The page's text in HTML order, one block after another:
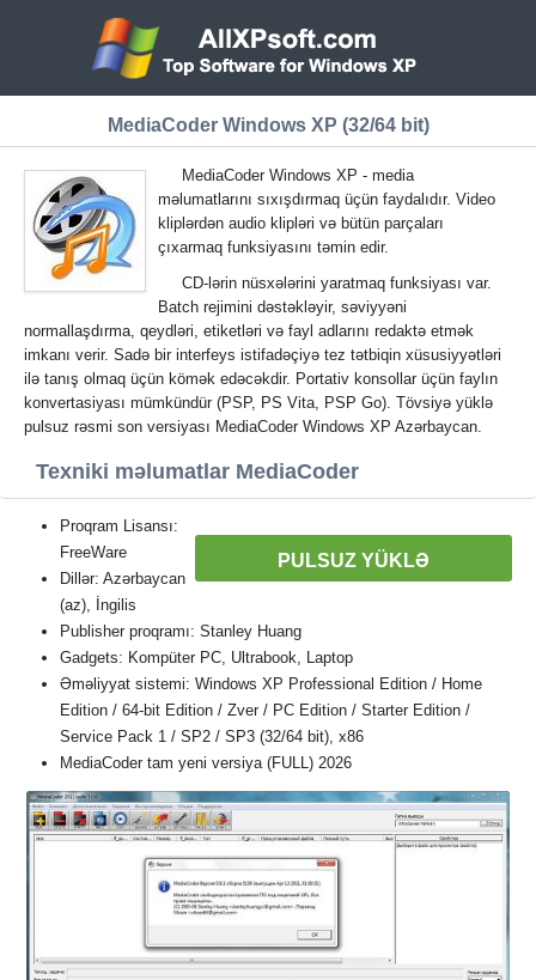
MediaCoder Windows XP (32/64 bit)
MediaCoder Windows XP - media
məlumatlarını sıxışdırmaq üçün faydalıdır. Video
kliplərdən audio klipləri və bütün parçaları
çıxarmaq funksiyasını təmin edir.
CD-lərin nüsxələrini yaratmaq funksiyası var.
Batch rejimini dəstəkləyir, səviyyəni
normallaşdırma, qeydləri, etiketləri və fayl adlarını redaktə etmək
imkanı verir. Sadə bir interfeys istifadəçiyə tez tətbiqin xüsusiyyətləri
ilə tanış olmaq üçün kömək edəcəkdir. Portativ konsollar üçün faylın
konvertasiyası mümkündür (PSP, PS Vita, PSP Go). Tövsiyə yüklə
pulsuz rəsmi son versiyası MediaCoder Windows XP Azərbaycan.
Texniki məlumatlar MediaCoder
PULSUZ YÜKLƏ
Proqram Lisansı:
FreeWare
Dillər: Azərbaycan
(az), İngilis
Publisher proqramı: Stanley Huang
Gadgets: Kompüter PC, Ultrabook, Laptop
Əməliyyat sistemi: Windows XP Professional Edition / Home
Edition / 64-bit Edition / Zver / PC Edition / Starter Edition /
Service Pack 1 / SP2 / SP3 (32/64 bit), x86
MediaCoder tam yeni versiya (FULL) 2026